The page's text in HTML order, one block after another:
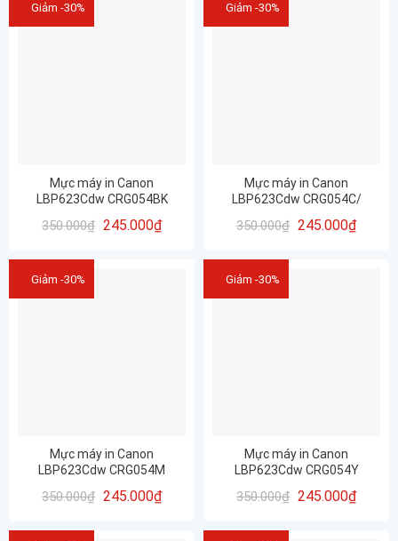
Giảm -30%
Mực máy in Canon
LBP623Cdw CRG054BK
350.000₫ 245.000₫
Giảm -30%
Mực máy in Canon
LBP623Cdw CRG054C/
350.000₫ 245.000₫
Giảm -30%
Mực máy in Canon
LBP623Cdw CRG054M
350.000₫ 245.000₫
Giảm -30%
Mực máy in Canon
LBP623Cdw CRG054Y
350.000₫ 245.000₫